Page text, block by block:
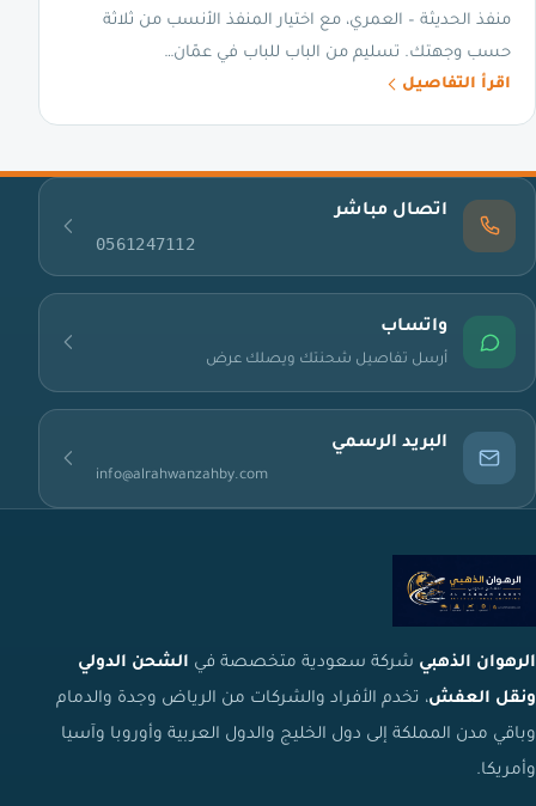
منفذ الحديثة – العمري، مع اختيار المنفذ الأنسب من ثلاثة
حسب وجهتك. تسليم من الباب للباب في عمّان…
اقرأ التفاصيل
اتصال مباشر
0561247112
واتساب
أرسل تفاصيل شحنتك ويصلك عرض
البريد الرسمي
info@alrahwanzahby.com
الرهوان الذهبي شركة سعودية متخصصة في الشحن الدولي
ونقل العفش، تخدم الأفراد والشركات من الرياض وجدة والدمام
وباقي مدن المملكة إلى دول الخليج والدول العربية وأوروبا وآسيا
وأمريكا.